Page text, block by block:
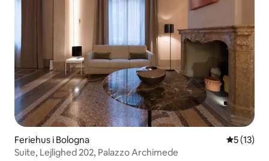
Feriehus i Bologna 5 ud af 5
5 (13)
Suite, Lejlighed 202, Palazzo Archimede